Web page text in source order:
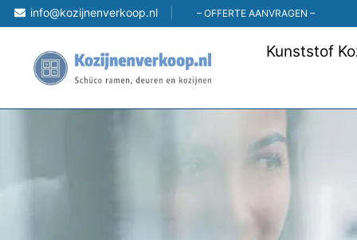
Skip
content
info@kozijnenverkoop.nl – OFFERTE AANVRAGEN –
Kunststof